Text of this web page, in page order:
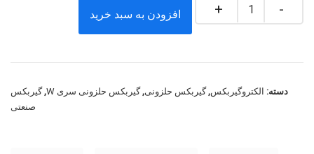
افزودن به سبد خرید
دسته: الکتروگیربکس,گیربکس حلزونی,گیربکس حلزونی سری W ,گیربکس
صنعتی